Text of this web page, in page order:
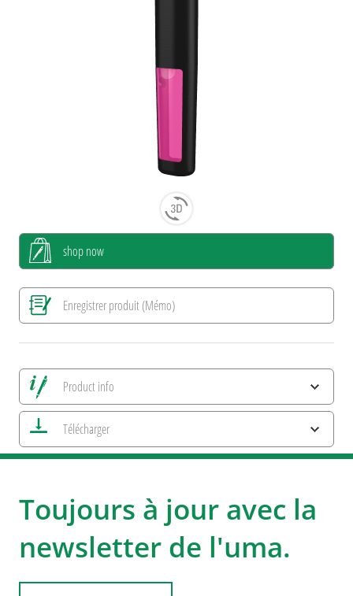
shop now
Enregistrer produit (Mémo)
Product info
Alle Ansichten speichern
Enregistrer image actuelle
Informations d'impression
Télécharger
Caractéristiques ESG et certifications des produits
Toujours à jour avec la
newsletter de l'uma.